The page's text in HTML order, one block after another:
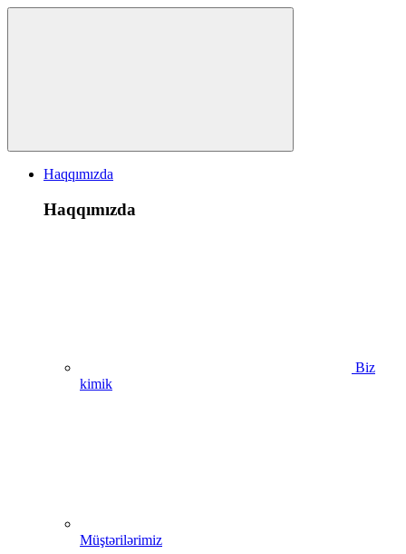
Haqqımızda
Haqqımızda
Biz
kimik
Müştərilərimiz